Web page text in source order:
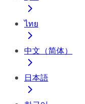
ไทย
中文（简体）
日本語